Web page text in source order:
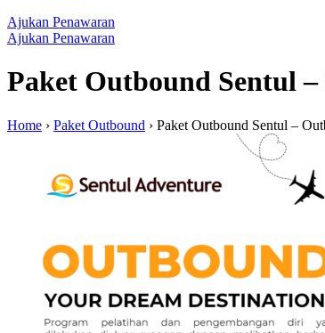
Ajukan Penawaran
Ajukan Penawaran
Paket Outbound Sentul
Home › Paket Outbound › Paket Outbound Sentul –